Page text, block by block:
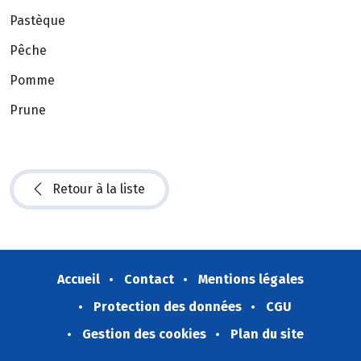
Pastèque
Pêche
Pomme
Prune
Retour à la liste
Accueil Contact
Mentions légales
Protection des données
CGU
Gestion des cookies
Plan du site